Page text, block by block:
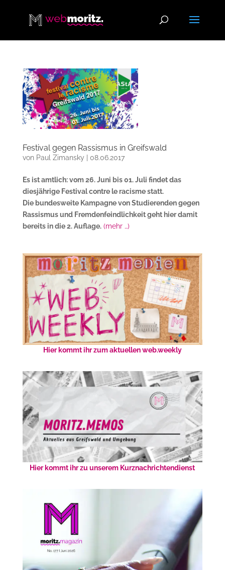
Festival gegen Rassismus in Greifswald
von Paul Zimansky 08.06.2017
Es ist amtlich: vom 26. Juni bis 01. Juli findet das
diesjährige Festival contre le racisme statt.
Die bundesweite Kampagne von Studierenden gegen
Rassismus und Fremdenfeindlichkeit geht hier damit
bereits in die 2. Auflage. (mehr …)
Hier kommt ihr zum aktuellen web.weekly
Hier kommt ihr zu unserem Kurznachrichtendienst